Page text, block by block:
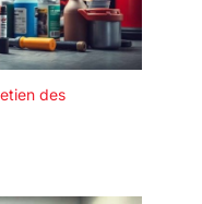
des